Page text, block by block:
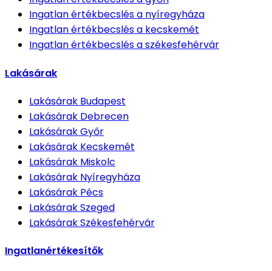
Ingatlan értékbecslésa nyíregyháza
Ingatlan értékbecslésa kecskemét
Ingatlan értékbecslésa székesfehérvár
Lakásárak
Lakásárak Budapest
Lakásárak Debrecen
LakásárakGyőr
Lakásárak Kecskemét
Lakásárak Miskolc
Lakásárak Nyíregyháza
Lakásárak Pécs
LakásárakSzeged
LakásárakSzékesfehérvár
Ingatlanértékesítők